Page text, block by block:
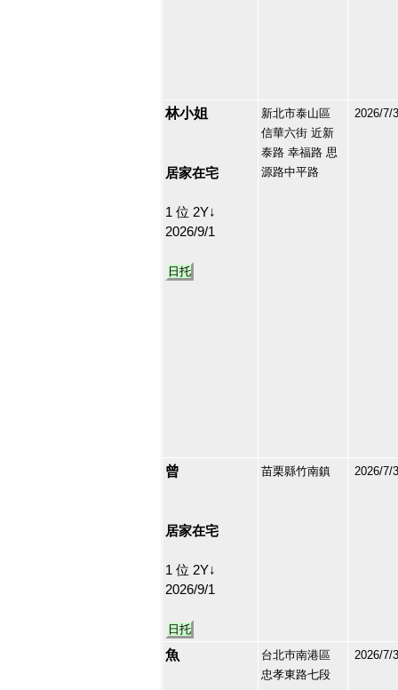
林小姐
居家在宅
1 位 2Y↓
2026/9/1
日托
新北市泰山區
信華六街 近新
泰路 幸福路 思
源路中平路
2026/7/
曾
居家在宅
1 位 2Y↓
2026/9/1
日托
苗栗縣竹南鎮 2026/7/
魚
台北巿南港區
忠孝東路七段
2026/7/